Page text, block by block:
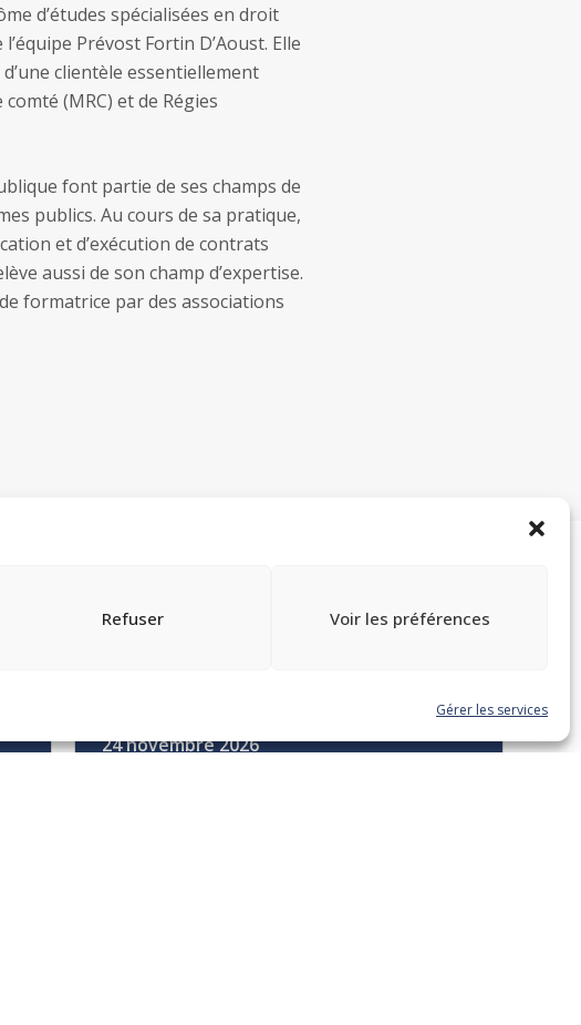
Gérer les services
Refuser Voir les préférences
d’études spécialisées en droit
Prévost Fortin D’Aoust. Elle
clientèle essentiellement
(MRC) et de Régies
font partie de ses champs de
publics. Au cours de sa pratique,
et d’exécution de contrats
aussi de son champ d’expertise.
formatrice par des associations
24 novembre 2026